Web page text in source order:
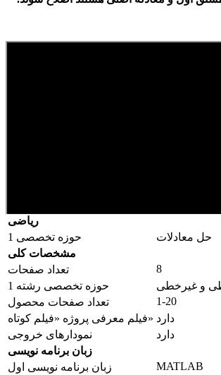
ریاضی
حوزه تخصصی 1
حل معادلات
مشخصات کلی
تعداد صفحات
8
حوزه تخصصی رشته 1
و غیرخطی
تعداد صفحات محصول
1-20
فیلم معرفی پروژه «فیلم کوتاه» دارد
نمودارهای خروجی
دارد
زبان برنامه نویسی
زبان برنامه نویسی اول
MATLAB